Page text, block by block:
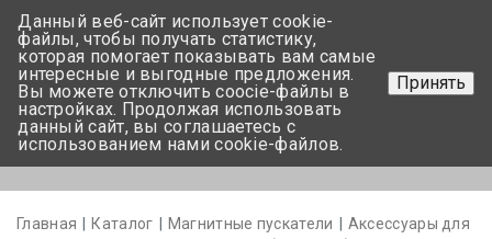
+375 17-350-99-56
+375 44-752-82-08
Задать вопрос
Главная Каталог Магнитные пускатели
Аксессуары для
Данный веб-сайт использует cookie-
файлы, чтобы получать статистику,
которая помогает показывать вам самые
интересные и выгодные предложения.
Вы можете отключить coocie-файлы в
настройках. Продолжая использовать
данный сайт, вы соглашаетесь с
использованием нами cookie-файлов.
Принять